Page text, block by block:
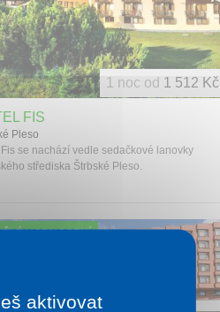
FIS
Pleso
Fis se nachází vedle sedačkové lanovky
střediska Štrbské Pleso.
1 noc od 1 512 Kč
HODNOCENÍ
aktivovat